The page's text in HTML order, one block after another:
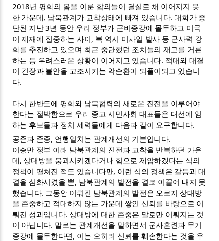
2018년 평화의 봄을 이룬 합의들이 결실로 채 이어지지 못
한 가운데, 남북관계가 교착상태에 빠져 있습니다. 대화가 중
단된 지난 3년 동안 우리 정부가 군비증강에 몰두하고 미국
이 제재에 집중하는 사이, 북 역시 미사일 발사 등 군사력 강
화를 추진하고 있으며 최근 중단했던 조치들의 재고를 거론
하는 등 우려스러운 상황이 이어지고 있습니다. 적대와 대결
이 긴장과 불안을 고조시키는 악순환이 되풀이되고 있습니
다.
다시 한반도에 평화와 남북협력의 새로운 진전을 이루어야
한다는 절박함으로 우리 종교 시민사회 대표들은 대선에 임
하는 후보들과 정치 세력들에게 다음과 같이 요구합니다.
공존과 존중, 언행일치는 관계개선의 기본입니다.
이승만 정부 이래 남북관계의 진전과 교착을 반복하던 가운
데, 상대방을 붕괴시키겠다거나 힘으로 제압하겠다는 식의
정책이 펼쳐진 적도 있습니다만, 이런 식의 정책은 갈등과 대
결을 심화시켰을 뿐, 남북관계의 발전을 결코 이끌어 내지 못
했습니다. 그동안 이뤄진 남북관계의 발전은 오로지 상대방
을 존중하고 적대하지 않는 가운데 쌓인 신뢰를 바탕으로 이
뤄진 성과입니다. 상대방에 대한 존중은 말로만 이뤄지는 것
이 아닙니다. 말로는 관계개선을 말하면서 군사훈련과 무기
증강에 몰두한다면, 이는 오히려 신뢰를 훼손한다는 것을 우